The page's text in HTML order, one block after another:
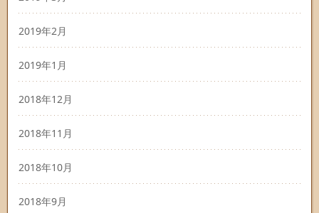
2019年2月
2019年1月
2018年12月
2018年11月
2018年10月
2018年9月